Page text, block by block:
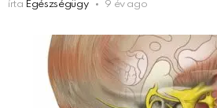
írta Egészségügy 9 év ago